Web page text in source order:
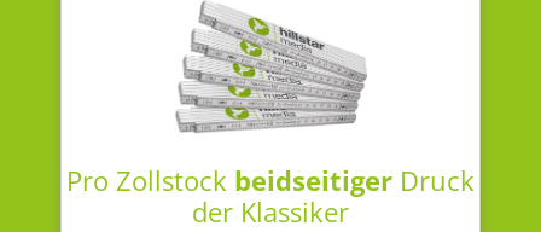
Pro Zollstock beidseitiger Druck
der Klassiker